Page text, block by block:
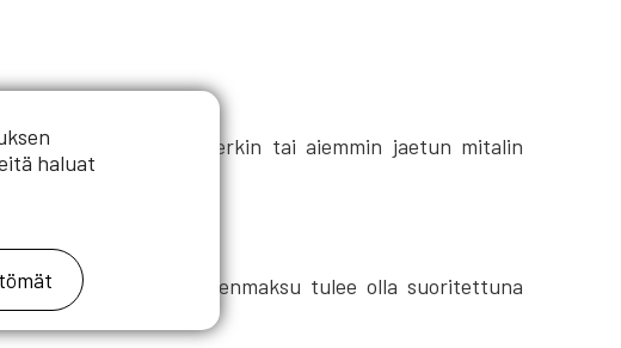
ja hopeisen ansiomerkin tai aiemmin jaetun mitalin
Pisteiden lisäksi jäsenmaksu tulee olla suoritettuna
haluat